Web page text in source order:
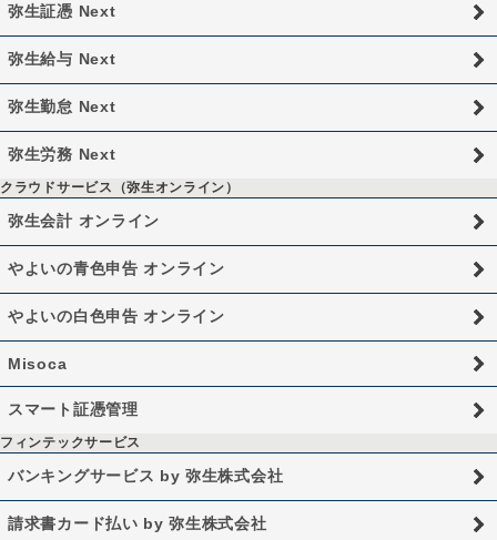
弥生証憑 Next
弥生給与 Next
弥生勤怠 Next
弥生労務 Next
クラウドサービス（弥生オンライン）
弥生会計 オンライン
やよいの青色申告 オンライン
やよいの白色申告 オンライン
Misoca
スマート証憑管理
フィンテックサービス
バンキングサービス by 弥生株式会社
請求書カード払い by 弥生株式会社